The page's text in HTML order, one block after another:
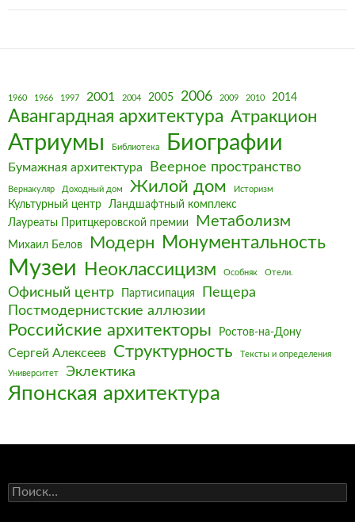
1960 1966 1997 2001 2004 2005 2006 2009 2010 2014
Авангардная архитектура Атракцион
Атриумы Библиотека Биографии
Бумажная архитектура Веерное пространство
Вернакуляр Доходный дом Жилой дом Историзм
Культурный центр
Ландшафтный комплекс
Лауреаты Притцкеровской премии
Метаболизм
Михаил Белов Модерн Монументальность
Музеи Неоклассицизм Особняк Отели.
Офисный центр Партисипация
Пещера
Постмодернистские аллюзии
Российские архитекторы Ростов-на-Дону
Сергей Алексеев Структурность Тексты и определения
Университет Эклектика
Японская архитектура
Найти: